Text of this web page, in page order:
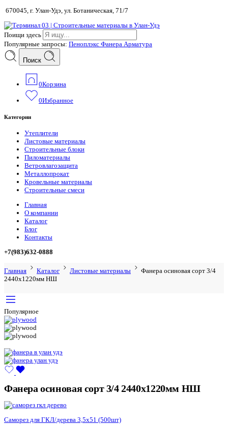
670045, г. Улан-Удэ, ул. Ботаническая, 71/7
Поищи здесь
Популярные запросы: Пеноплэкс Фанера Арматура
Поиск
0Корзина
0Избранное
Категории
Утеплители
Листовые материалы
Строительные блоки
Пиломатериалы
Ветровлагозащита
Металлопрокат
Кровельные материалы
Строительные смеси
Главная
О компании
Каталог
Блог
Контакты
+7(983)632-0888
Главная Каталог Листовые материалы
Фанера осиновая сорт 3/4
2440х1220мм НШ
Популярное
Фанера осиновая сорт 3/4 2440х1220мм НШ
Саморез для ГКЛ/дерева 3,5х51 (500шт)